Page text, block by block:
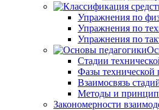
Упражнения по
Упражнения по
Упражнения по
Стадии
Фазы технической
Взаимосвязь
Методы и
Закономерности